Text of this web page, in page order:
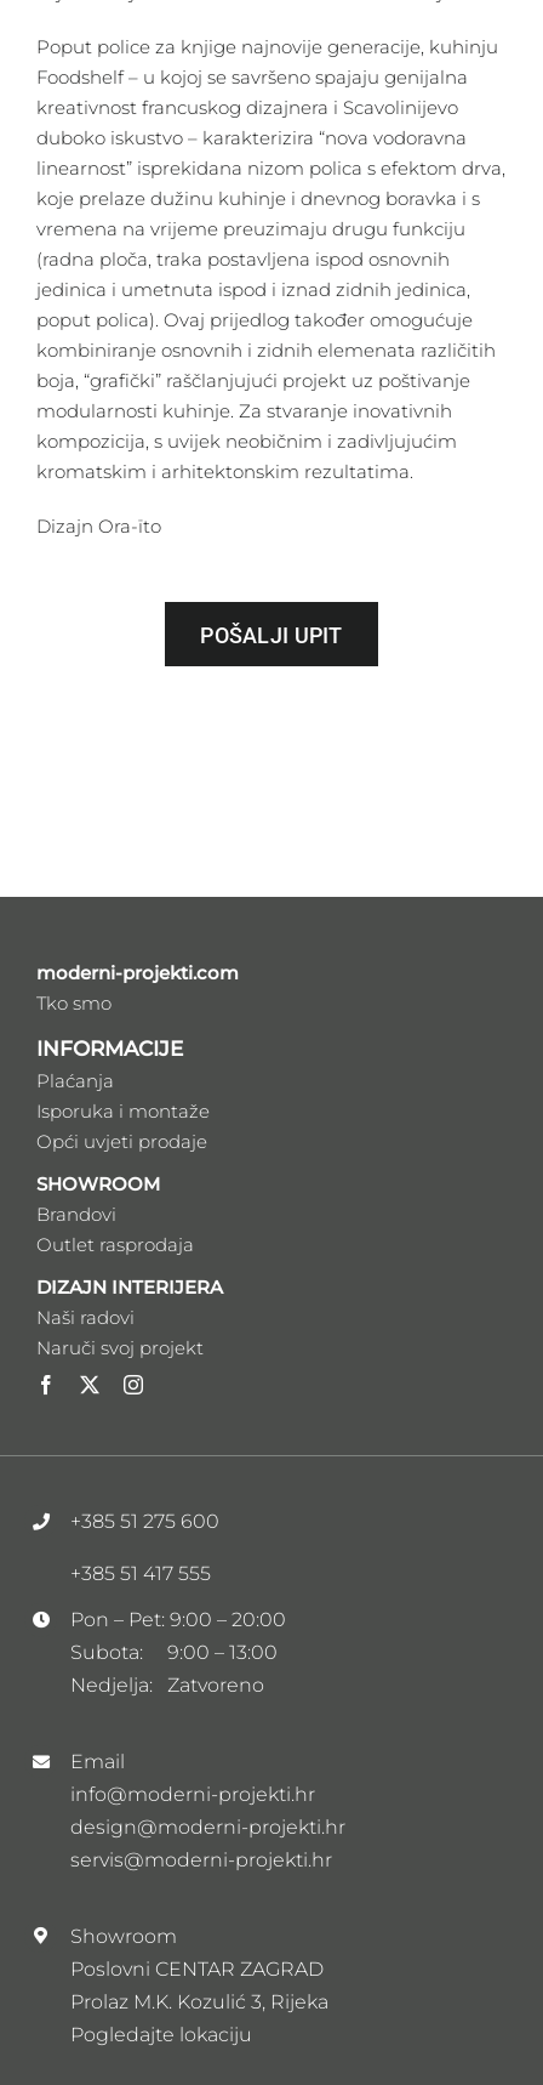
Poput police za knjige najnovije generacije, kuhinju
Foodshelf – u kojoj se savršeno spajaju genijalna
kreativnost francuskog dizajnera i Scavolinijevo
duboko iskustvo – karakterizira “nova vodoravna
linearnost” isprekidana nizom polica s efektom drva,
koje prelaze dužinu kuhinje i dnevnog boravka i s
vremena na vrijeme preuzimaju drugu funkciju
(radna ploča, traka postavljena ispod osnovnih
jedinica i umetnuta ispod i iznad zidnih jedinica,
poput polica). Ovaj prijedlog također omogućuje
kombiniranje osnovnih i zidnih elemenata različitih
boja, “grafički” raščlanjujući projekt uz poštivanje
modularnosti kuhinje. Za stvaranje inovativnih
kompozicija, s uvijek neobičnim i zadivljujućim
kromatskim i arhitektonskim rezultatima.
Dizajn Ora-ïto
POŠALJI UPIT
moderni-projekti.com
Tko smo
INFORMACIJE
Plaćanja
Isporuka i montaže
Opći uvjeti prodaje
SHOWROOM
Brandovi
Outlet rasprodaja
DIZAJN INTERIJERA
Naši radovi
Naruči svoj projekt
+385 51 275 600
+385 51 417 555
Pon – Pet: 9:00 – 20:00
Subota: 9:00 – 13:00
Nedjelja: Zatvoreno
Email
info@moderni-projekti.hr
design@moderni-projekti.hr
servis@moderni-projekti.hr
Showroom
Poslovni CENTAR ZAGRAD
Prolaz M.K. Kozulić 3, Rijeka
Pogledajte lokaciju